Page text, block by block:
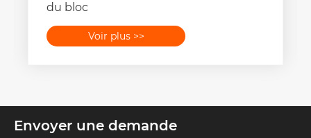
du bloc
Voir plus >>
Envoyer une demande